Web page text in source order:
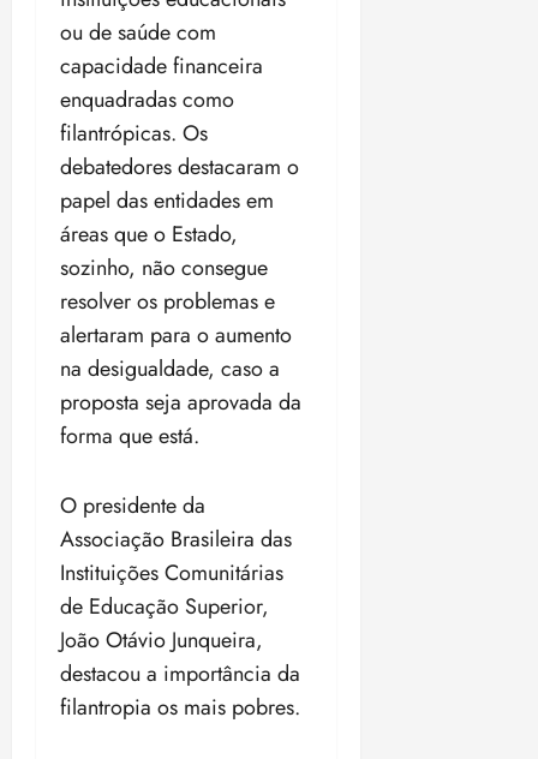
ou de saúde com
capacidade financeira
enquadradas como
filantrópicas. Os
debatedores destacaram o
papel das entidades em
áreas que o Estado,
sozinho, não consegue
resolver os problemas e
alertaram para o aumento
na desigualdade, caso a
proposta seja aprovada da
forma que está.
O presidente da
Associação Brasileira das
Instituições Comunitárias
de Educação Superior,
João Otávio Junqueira,
destacou a importância da
filantropia os mais pobres.